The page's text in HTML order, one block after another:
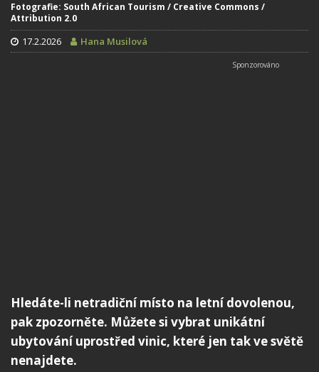
Fotografie: South African Tourism / Creative Commons /
Attribution 2.0
17.2.2026 Hana Musilová
Hledáte-li netradiční místo na letní dovolenou,
pak zpozorněte. Můžete si vybrat unikátní
ubytování uprostřed vinic, které jen tak ve světě
nenajdete.